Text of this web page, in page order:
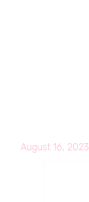
August 16, 2023